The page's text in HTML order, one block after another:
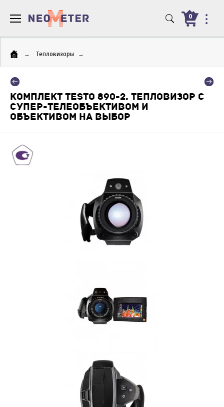
0
→ Тепловизоры →
КОМПЛЕКТ TESTO 890-2. ТЕПЛОВИЗОР С
СУПЕР-ТЕЛЕОБЪЕКТИВОМ И
ОБЪЕКТИВОМ НА ВЫБОР